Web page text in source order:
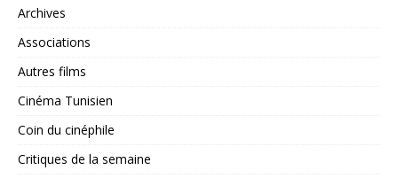
Archives
Associations
Autres films
Cinéma Tunisien
Coin du cinéphile
Critiques de la semaine